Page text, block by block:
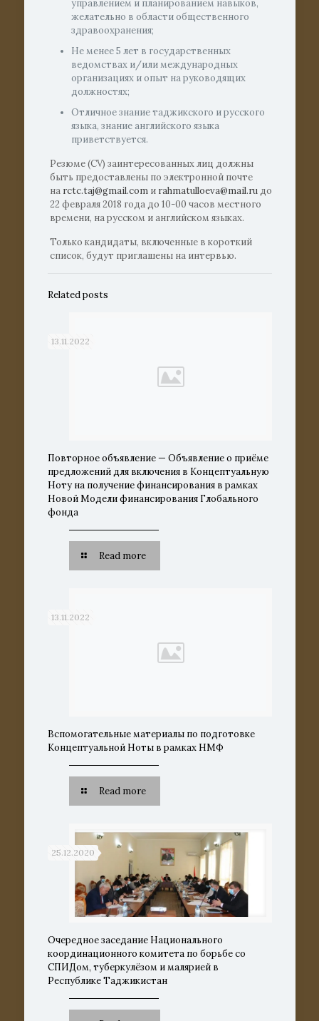
управлением и планированием навыков,
желательно в области общественного
здравоохранения;
Не менее 5 лет в государственных
ведомствах и/или международных
организациях и опыт на руководящих
должностях;
Отличное знание таджикского и русского
языка, знание английского языка
приветствуется.
Резюме (CV) заинтересованных лиц должны
быть предоставлены по электронной почте
на rctc.taj@gmail.comи rahmatulloeva@mail.ruдо
22 февраля 2018 года до 10-00 часов местного
времени, на русском и английском языках.
Только кандидаты, включенные в короткий
список, будут приглашены на интервью.
Related posts
13.11.2022
Повторное объявление — Объявление о приёме
предложений для включения в Концептуальную
Ноту на получение финансирования в рамках
Новой Модели финансирования Глобального
фонда
Read more
13.11.2022
Вспомогательные материалы по подготовке
Концептуальной Ноты в рамках НМФ
Read more
25.12.2020
Очередное заседание Национального
координационного комитета по борьбе со
СПИДом, туберкулёзом и малярией в
Республике Таджикистан